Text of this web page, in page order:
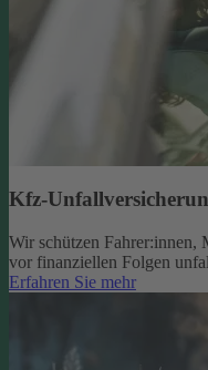
Kfz-
Wir schützen Fahrer:innen,
vor finanziellen Folgen
Erfahren Sie mehr